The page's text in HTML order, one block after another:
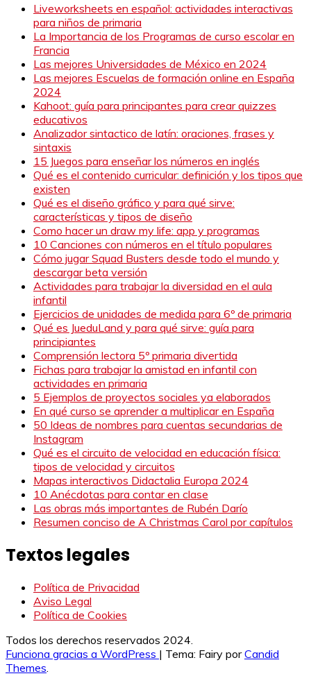
Liveworksheets en español: actividades interactivas
para niños de primaria
La Importancia de los Programas de curso escolar en
Francia
Las mejores Universidades de México en 2024
Las mejores Escuelas de formación online en España
2024
Kahoot: guía para principantes para crear quizzes
educativos
Analizador sintactico de latín: oraciones, frases y
sintaxis
15 Juegos para enseñar los números en inglés
Qué es el contenido curricular: definición y los tipos que
existen
Qué es el diseño gráfico y para qué sirve:
características y tipos de diseño
Como hacer un draw my life: app y programas
10 Canciones con números en el título populares
Cómo jugar Squad Busters desde todo el mundo y
descargar beta versión
Actividades para trabajar la diversidad en el aula
infantil
Ejercicios de unidades de medida para 6º de primaria
Qué es JueduLand y para qué sirve: guía para
principiantes
Comprensión lectora 5º primaria divertida
Fichas para trabajar la amistad en infantil con
actividades en primaria
5 Ejemplos de proyectos sociales ya elaborados
En qué curso se aprender a multiplicar en España
50 Ideas de nombres para cuentas secundarias de
Instagram
Qué es el circuito de velocidad en educación física:
tipos de velocidad y circuitos
Mapas interactivos Didactalia Europa 2024
10 Anécdotas para contar en clase
Las obras más importantes de Rubén Darío
Resumen conciso de A Christmas Carol por capítulos
Textos legales
Política de Privacidad
Aviso Legal
Política de Cookies
Todos los derechos reservados 2024.
Funciona gracias a WordPress | Tema: Fairy porCandid
Themes.